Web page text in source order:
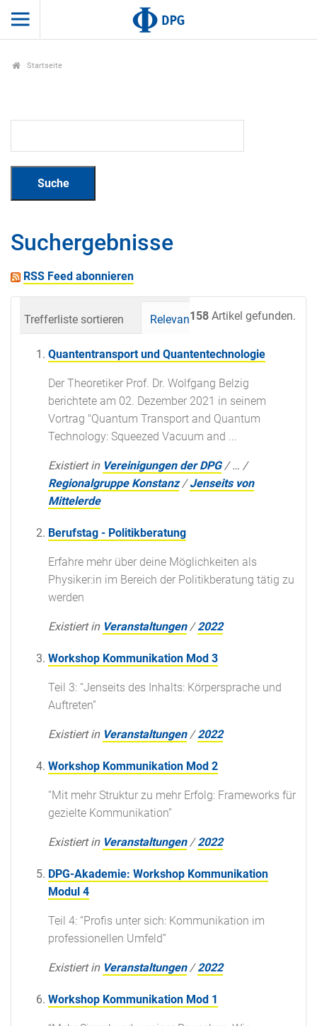
Startseite
Suchergebnisse
RSS Feed abonnieren
158 Artikel gefunden.
Trefferliste sortieren Relevanz Datum
Quantentransport und Quantentechnologie
Der Theoretiker Prof. Dr. Wolfgang Belzig
berichtete am 02. Dezember 2021 in seinem
Vortrag "Quantum Transport and Quantum
Technology: Squeezed Vacuum and ...
Existiert in Vereinigungen der DPG /… /
Regionalgruppe Konstanz /Jenseits von
Mittelerde
Berufstag - Politikberatung
Erfahre mehr über deine Möglichkeiten als
Physiker:in im Bereich der Politikberatung tätig zu
werden
Existiert in Veranstaltungen /2022
Workshop Kommunikation Mod 3
Teil 3: “Jenseits des Inhalts: Körpersprache und
Auftreten”
Existiert in Veranstaltungen /2022
Workshop Kommunikation Mod 2
“Mit mehr Struktur zu mehr Erfolg: Frameworks für
gezielte Kommunikation”
Existiert in Veranstaltungen /2022
DPG-Akademie: Workshop Kommunikation
Modul 4
Teil 4: “Profis unter sich: Kommunikation im
professionellen Umfeld”
Existiert in Veranstaltungen /2022
Workshop Kommunikation Mod 1